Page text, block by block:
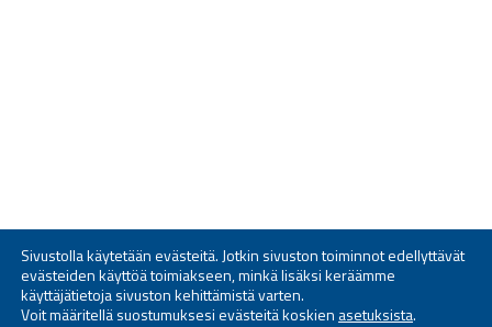
Sivustolla käytetään evästeitä. Jotkin sivuston toiminnot edellyttävät
evästeiden käyttöä toimiakseen, minkä lisäksi keräämme
käyttäjätietoja sivuston kehittämistä varten.
Voit määritellä suostumuksesi evästeitä koskien asetuksista.